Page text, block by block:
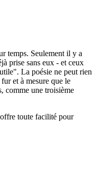
temps. Seulement il y a
prise sans eux - et ceux
La poésie ne peut rien
et à mesure que le
comme une troisième
toute facilité pour